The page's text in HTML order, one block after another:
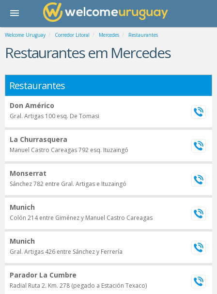
Welcome Uruguay Corredor Litoral Mercedes Restaurantes
Restaurantes em Mercedes
Restaurantes
Don Américo
Gral. Artigas 100 esq. De Tomasi
La Churrasquera
Manuel Castro Careagas 792 esq. Ituzaingó
Monserrat
Sánchez 782 entre Gral. Artigas e Ituzaingó
Munich
Colón 214 entre Giménez y Manuel Castro Careagas
Munich
Gral. Artigas 426 entre Sánchez y Ferrería
Parador La Cumbre
Radial Ruta 2. Km. 278 (pegado a Estación Texaco)